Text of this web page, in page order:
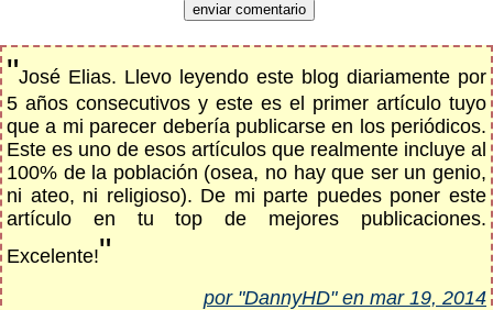
"José Elias. Llevo leyendo este blog diariamente por
5 años consecutivos y este es el primer artículo tuyo
que a mi parecer debería publicarse en los periódicos.
Este es uno de esos artículos que realmente incluye al
100% de la población (osea, no hay que ser un genio,
ni ateo, ni religioso). De mi parte puedes poner este
artículo en tu top de mejores publicaciones.
Excelente!"
por "DannyHD" en mar 19, 2014